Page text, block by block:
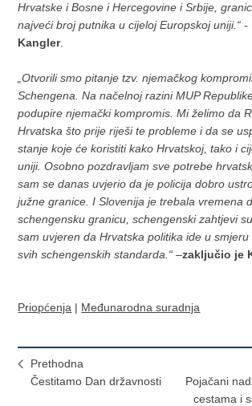
Hrvatske i Bosne i Hercegovine i Srbije,
najveći broj putnika u cijeloj Europskoj uniji.“ -
Kangler.
„Otvorili smo pitanje tzv. njemačkog
Schengena. Na načelnoj razini MUP
podupire njemački kompromis. Mi želimo da
Hrvatska što prije riješi te probleme i da se
stanje koje će koristiti kako Hrvatskoj, tako i
uniji. Osobno pozdravljam sve potrebe
sam se danas uvjerio da je policija dobro
južne granice. I Slovenija je trebala vremena
schengensku granicu, schengenski zahtjevi
sam uvjeren da Hrvatska politika ide u smjeru
svih schengenskih standarda.“–zaključio je
Priopćenja | Međunarodna suradnja
Prethodna
Čestitamo Dan državnosti
Pojačani
cestama i